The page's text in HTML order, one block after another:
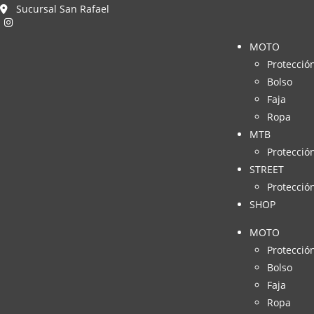
Sucursal San Rafael
MOTO
Bolso
Faja
Ropa
MTB
STREET
SHOP
MOTO
Bolso
Faja
Ropa